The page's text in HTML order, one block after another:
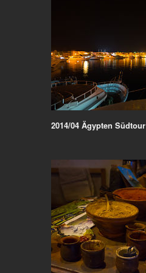
2014/04 Ägypten Südtour